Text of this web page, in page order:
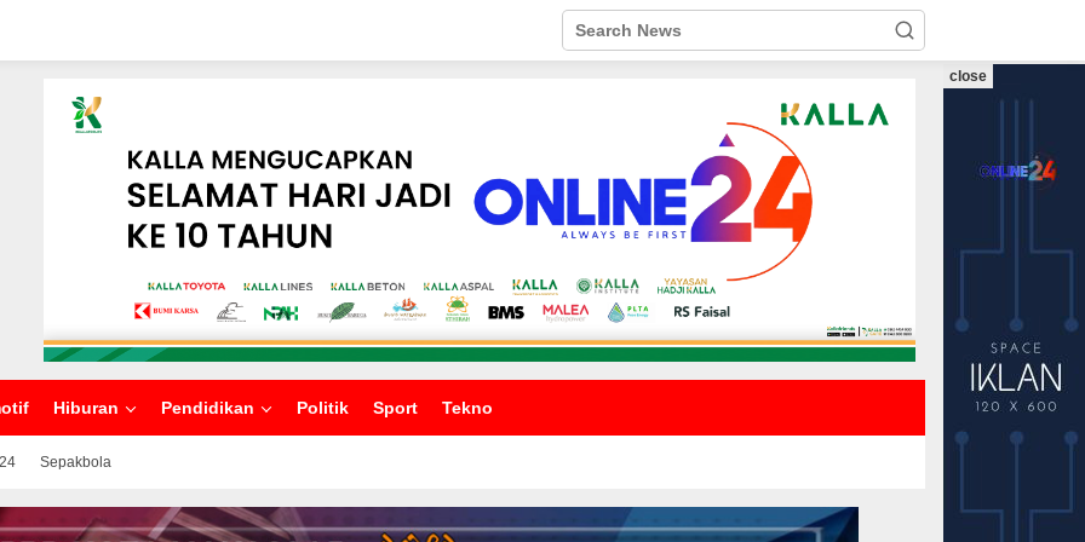
Hiburan Pendidikan Politik Sport Tekno
Sepakbola
close